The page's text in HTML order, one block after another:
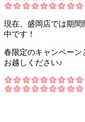
現在、盛岡店では期
中です！
春限定のキャンペー
お越しください♪